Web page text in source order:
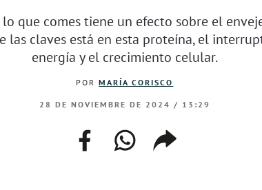
lo que comes tiene un efecto sobre el
las claves está en esta proteína, el
energía y el crecimiento celular.
PORMARÍA CORISCO
28 DE NOVIEMBRE DE 2024 / 13:29
facebookwhatsapp
web
copiar
enlace